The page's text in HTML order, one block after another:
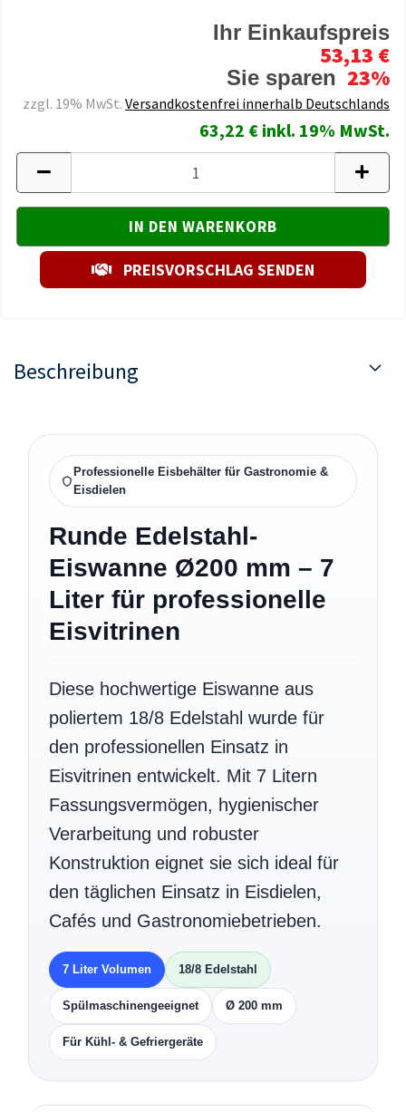
Ihr Einkaufspreis
53,13 €
Sie sparen 23%
zzgl. 19% MwSt. Versandkostenfrei innerhalb Deutschlands
63,22 € inkl. 19% MwSt.
PREISVORSCHLAG SENDEN
Beschreibung
Professionelle Eisbehälter für Gastronomie &
Eisdielen
Runde Edelstahl-
Eiswanne Ø200 mm – 7
Liter für professionelle
Eisvitrinen
Diese hochwertige Eiswanne aus
poliertem 18/8 Edelstahl wurde für
den professionellen Einsatz in
Eisvitrinen entwickelt. Mit 7 Litern
Fassungsvermögen, hygienischer
Verarbeitung und robuster
Konstruktion eignet sie sich ideal für
den täglichen Einsatz in Eisdielen,
Cafés und Gastronomiebetrieben.
7 Liter Volumen 18/8 Edelstahl
Spülmaschinengeeignet Ø 200 mm
Für Kühl- & Gefriergeräte